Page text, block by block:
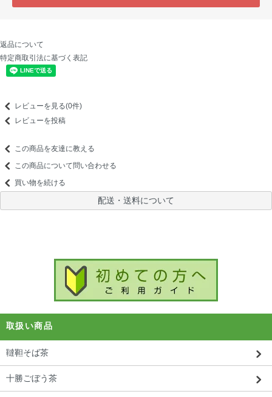
返品について
特定商取引法に基づく表記
レビューを見る(0件)
レビューを投稿
この商品を友達に教える
この商品について問い合わせる
買い物を続ける
配送・送料について
取扱い商品
韃靼そば茶
十勝ごぼう茶